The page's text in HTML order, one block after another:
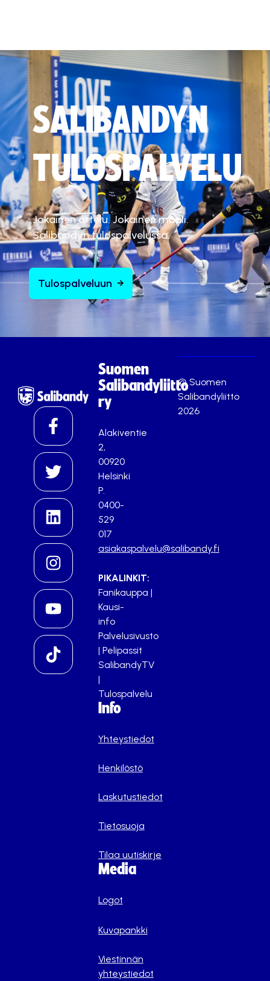
SALIBANDYN
TULOSPALVELU
Jokainen ottelu. Jokainen maali.
Salibandyn tulospalvelussa.
Tulospalveluun
Suomen
Salibandyliitto
ry
Alakiventie
2,
00920
Helsinki
P.
0400-
529
017
asiakaspalvelu@salibandy.fi
PIKALINKIT:
Fanikauppa |
Kausi-
info
Palvelusivusto
| Pelipassit
SalibandyTV
|
Tulospalvelu
Info
Yhteystiedot
Henkilöstö
Laskutustiedot
Tietosuoja
Tilaa uutiskirje
Media
Logot
Kuvapankki
Viestinnän
yhteystiedot
© Suomen
Salibandyliitto
2026